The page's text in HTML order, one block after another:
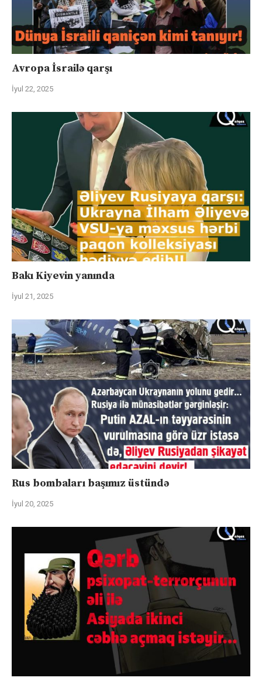
Avropa İsrailə qarşı
İyul 22, 2025
Bakı Kiyevin yanında
İyul 21, 2025
Rus bombaları başımız üstündə
İyul 20, 2025